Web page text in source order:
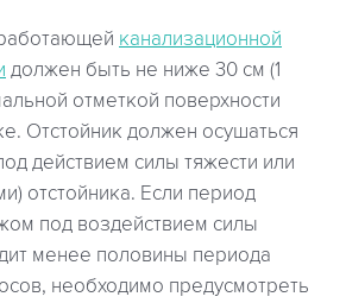
канализационной
должен быть не ниже 30 см (1
отметкой поверхности
Отстойник должен осушаться
действием силы тяжести или
отстойника. Если период
под воздействием силы
менее половины периода
необходимо предусмотреть